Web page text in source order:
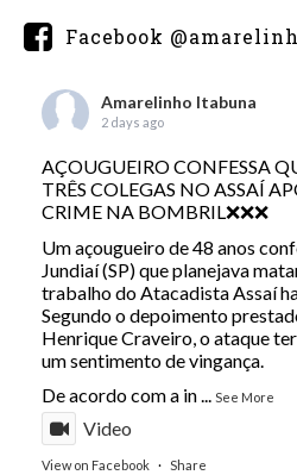
Facebook
Amarelinho Itabuna
2 days ago
AÇOUGUEIRO CONFESSA
TRÊS COLEGAS NO ASSAÍ
CRIME NA BOMBRIL❌❌❌
Um açougueiro de 48 anos
Jundiaí (SP) que planejava
trabalho do Atacadista Assaí
Segundo o depoimento
Henrique Craveiro, o ataque
um sentimento de vingança.
De acordo com a in... See More
Video
View on Facebook · Share